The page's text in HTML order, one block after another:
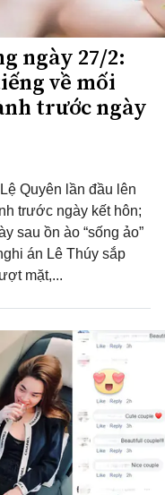
ngày 27/2:
về mối
trước ngày
Quyên lần đầu lên
trước ngày kết hôn;
sau ồn ào “sống ảo”
án Lê Thúy sắp
mặt,...